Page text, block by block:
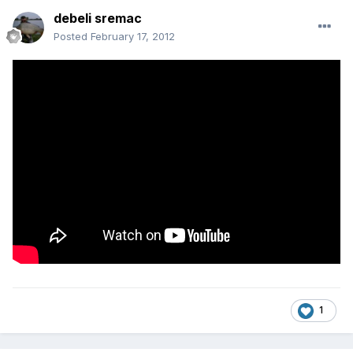
debeli sremac
Posted February 17, 2012
1